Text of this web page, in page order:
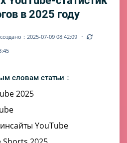
в 2025 году
создано：2025-07-09 08:42:09 ·
словам статьи：
2025
YouTube